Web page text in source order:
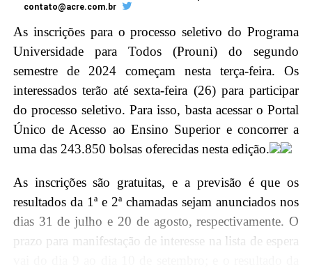
maior honraria da Justiça do Acre, a insígnia da
Ordem do Mérito Judiciário, durante a sessão solene
no Pleno, no Tribunal de Justiça do Acre (TJAC).
Instituída pela Resolução nº. 283/2022, essa distinção
é concedida por decisão unânime dos membros do
Conselho da Ordem do Mérito Judiciário acreano em
diferentes graus, reconhecendo assim a excelência e
relevância do trabalho do ministro para o Judiciário
brasileiro.
Agenda Ministro
contato@acre.com.br
As inscrições para o processo seletivo do Programa
Universidade para Todos (Prouni) do segundo
semestre de 2024 começam nesta terça-feira. Os
interessados terão até sexta-feira (26) para participar
do processo seletivo. Para isso, basta acessar o Portal
Único de Acesso ao Ensino Superior e concorrer a
uma das 243.850 bolsas oferecidas nesta edição.
As inscrições são gratuitas, e a previsão é que os
resultados da 1ª e 2ª chamadas sejam anunciados nos
dias 31 de julho e 20 de agosto, respectivamente. O
prazo para manifestação de interesse na lista de espera